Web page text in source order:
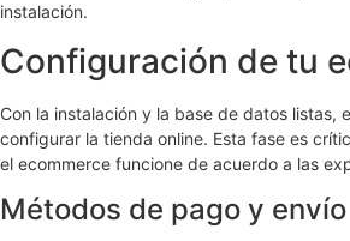
instalación.
Configuración de tu
Con la instalación y la base de datos listas,
configurar la tienda online. Esta fase es
el ecommerce funcione de acuerdo a las
Métodos de pago y envío